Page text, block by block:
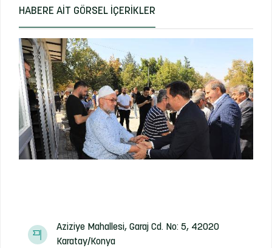
HABERE AIT GÖRSEL İÇERIKLER
Aziziye Mahallesi, Garaj Cd. No: 5, 42020
Karatay/Konya